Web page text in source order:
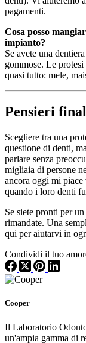
pagamenti.
Cosa posso
impianto?
Se avete una
gommose. Le
quasi tutto: mele,
Pensieri
Scegliere tra una
questione di denti,
parlare senza
migliaia di persone
ancora oggi mi piace
quando i loro denti
Se siete pronti per
rimandate. Una
qui per aiutarvi in
Condividi il tuo
Cooper
Il Laboratorio
un'ampia gamma di